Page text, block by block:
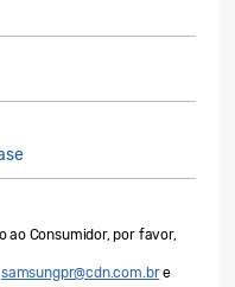
ao Consumidor, por favor,
samsungpr@cdn.com.bre